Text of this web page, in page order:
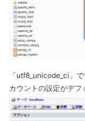
「utf8_unicode_ci」
カウントの設定がデ